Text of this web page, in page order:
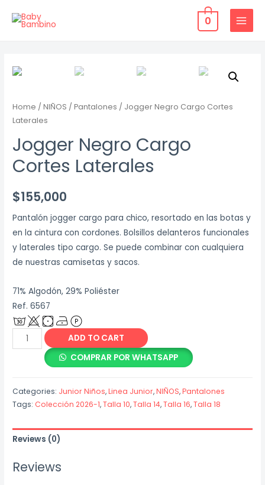
0
MAIN
Home /NIÑOS /Pantalones / Jogger Negro Cargo Cortes
Laterales
Jogger Negro Cargo
Cortes Laterales
$155,000
Pantalón jogger cargo para chico, resortado en las botas y
en la cintura con cordones. Bolsillos delanteros funcionales
y laterales tipo cargo. Se puede combinar con cualquiera
de nuestras camisetas y sacos.
71% Algodón, 29% Poliéster
Ref. 6567
Jogger
Negro
Laterales
quantity
ADD TO CART
COMPRAR POR WHATSAPP
Categories: Junior Niños,Linea Junior,NIÑOS,Pantalones
Tags: Colección 2026-1,Talla 10,Talla 14,Talla 16,Talla 18
Reviews (0)
Reviews